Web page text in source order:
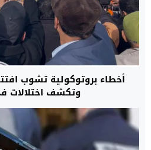
أخطاء بروتوكولية تشوب
وتكشف اختلالات